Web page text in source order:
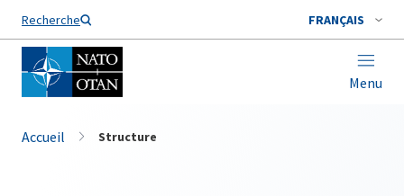
Recherche FRANÇAIS
Menu
Nom de famille*
Accueil Structure